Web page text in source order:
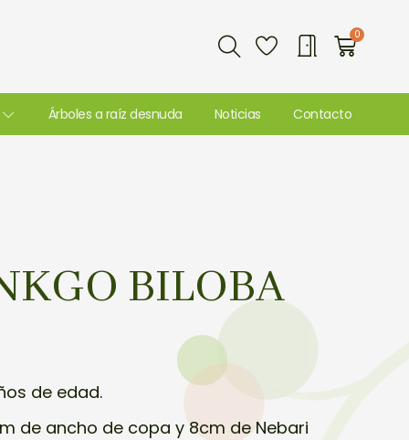
Buscar 0
Árboles a raíz desnuda Noticias Contacto
BILOBA
de edad.
de ancho de copa y 8cm de Nebari